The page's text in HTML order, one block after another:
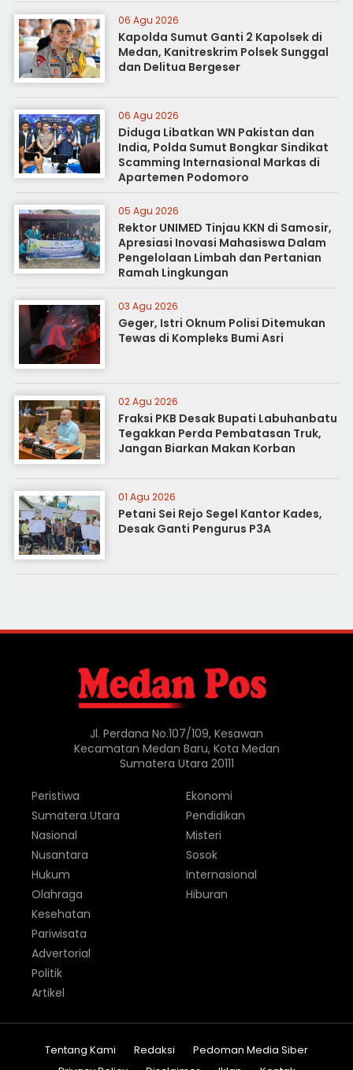
06 Agu 2026
Kapolda Sumut Ganti 2 Kapolsek di
Medan, Kanitreskrim Polsek Sunggal
dan Delitua Bergeser
06 Agu 2026
Diduga Libatkan WN Pakistan dan
India, Polda Sumut Bongkar Sindikat
Scamming Internasional Markas di
Apartemen Podomoro
05 Agu 2026
Rektor UNIMED Tinjau KKN di Samosir,
Apresiasi Inovasi Mahasiswa Dalam
Pengelolaan Limbah dan Pertanian
Ramah Lingkungan
03 Agu 2026
Geger, Istri Oknum Polisi Ditemukan
Tewas di Kompleks Bumi Asri
02 Agu 2026
Fraksi PKB Desak Bupati Labuhanbatu
Tegakkan Perda Pembatasan Truk,
Jangan Biarkan Makan Korban
01 Agu 2026
Petani Sei Rejo Segel Kantor Kades,
Desak Ganti Pengurus P3A
Jl. Perdana No.107/109, Kesawan
Kecamatan Medan Baru, Kota Medan
Sumatera Utara 20111
Peristiwa
Sumatera Utara
Nasional
Nusantara
Hukum
Olahraga
Ekonomi
Pendidikan
Misteri
Sosok
Internasional
Hiburan
Kesehatan
Pariwisata
Advertorial
Politik
Artikel
Tentang Kami Redaksi
Pedoman Media Siber